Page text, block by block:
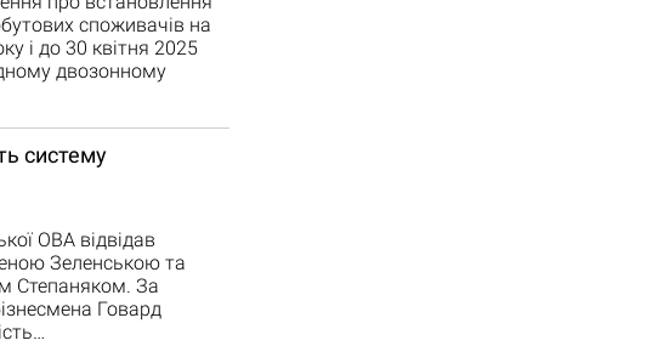
споживачів на
і до 30 квітня 2025
двозонному
систему
ОВА відвідав
Зеленською та
Степаняком. За
Говард